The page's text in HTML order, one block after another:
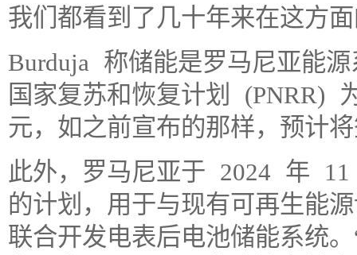
我们都看到了几十年来在这方
Burduja 称储能是罗马尼亚能
国家复苏和恢复计划 (PNRR)
元，如之前宣布的那样，预计
此外，罗马尼亚于 2024 年
的计划，用于与现有可再生能
联合开发电表后电池储能系统